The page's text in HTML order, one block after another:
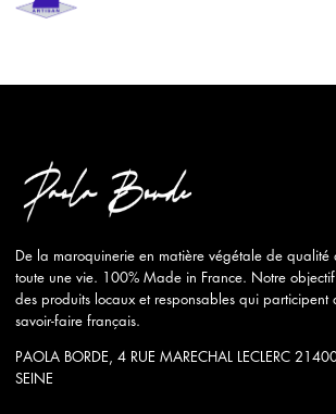
De la maroquinerie en matière végétale de
toute une vie. 100% Made in France. Notre
des produits locaux et responsables qui
savoir-faire français.
PAOLA BORDE, 4 RUE MARECHAL LECLERC
SEINE